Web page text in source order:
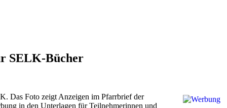
SELK-Bücher
Das Foto zeigt Anzeigen im Pfarrbrief der
in den Unterlagen für Teilnehmerinnen und